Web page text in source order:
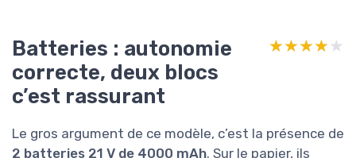
Batteries : autonomie
correcte, deux blocs
c’est rassurant
★★★★★
★★★★★
Le gros argument de ce modèle, c’est la présence de
2 batteries 21 V de 4000 mAh. Sur le papier, ils